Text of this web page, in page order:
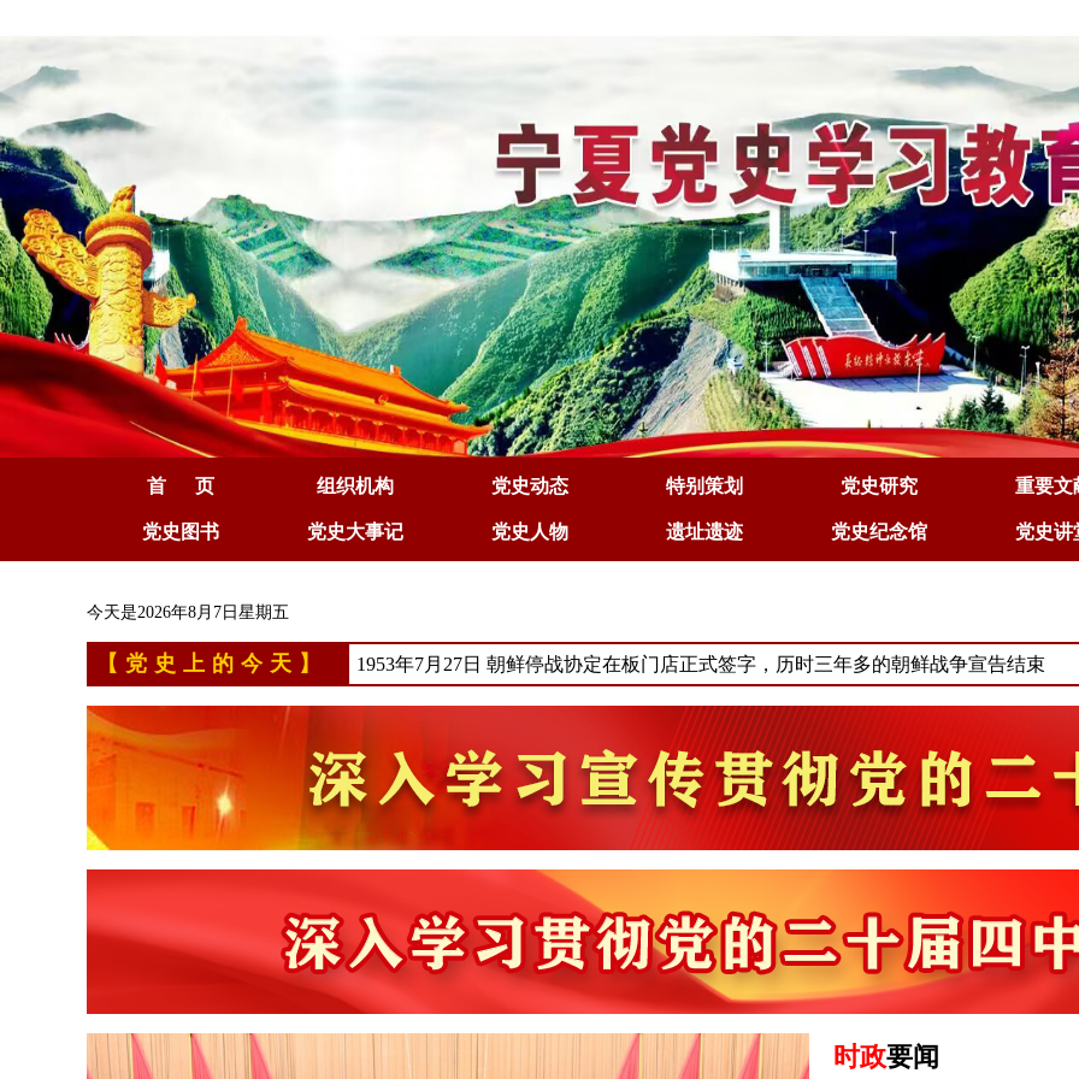
首 页 组织机构 党史动态 特别策划 党史研究 重要文
党史图书 党史大事记 党史人物 遗址遗迹 党史纪念馆 党史讲
今天是2026年8月7日星期五
【党史上的今天】 1953年7月27日 朝鲜停战协定在板门店正式签字，历时三年多的朝鲜战争宣告结束
时政要闻